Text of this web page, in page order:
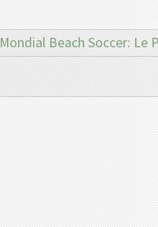
Mondial Beach Soccer: